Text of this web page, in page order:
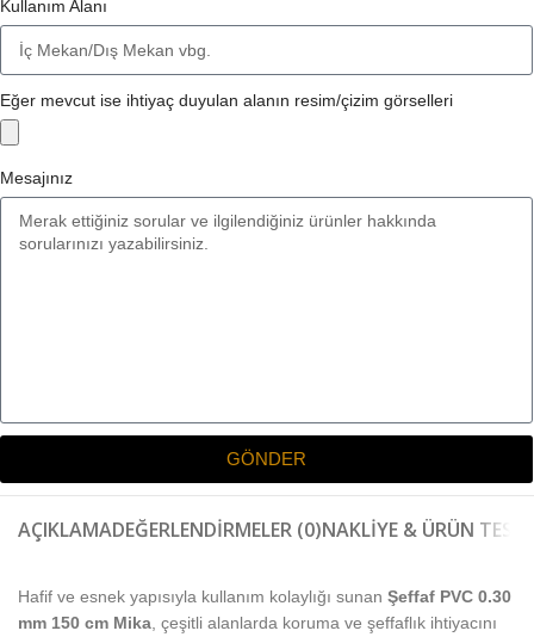
Kullanım Alanı
Eğer mevcut ise ihtiyaç duyulan alanın resim/çizim görselleri
Mesajınız
GÖNDER
AÇIKLAMADEĞERLENDIRMELER (0)NAKLIYE & ÜRÜN
Hafif ve esnek yapısıyla kullanım kolaylığı sunan Şeffaf PVC 0.30
mm 150 cm Mika , çeşitli alanlarda koruma ve şeffaflık ihtiyacını